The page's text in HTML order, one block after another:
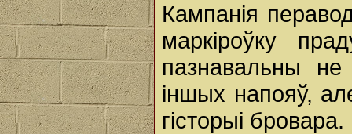
Кампанія
маркіроўку
пазнавальны не
іншых напояў,
гісторыі бровара.